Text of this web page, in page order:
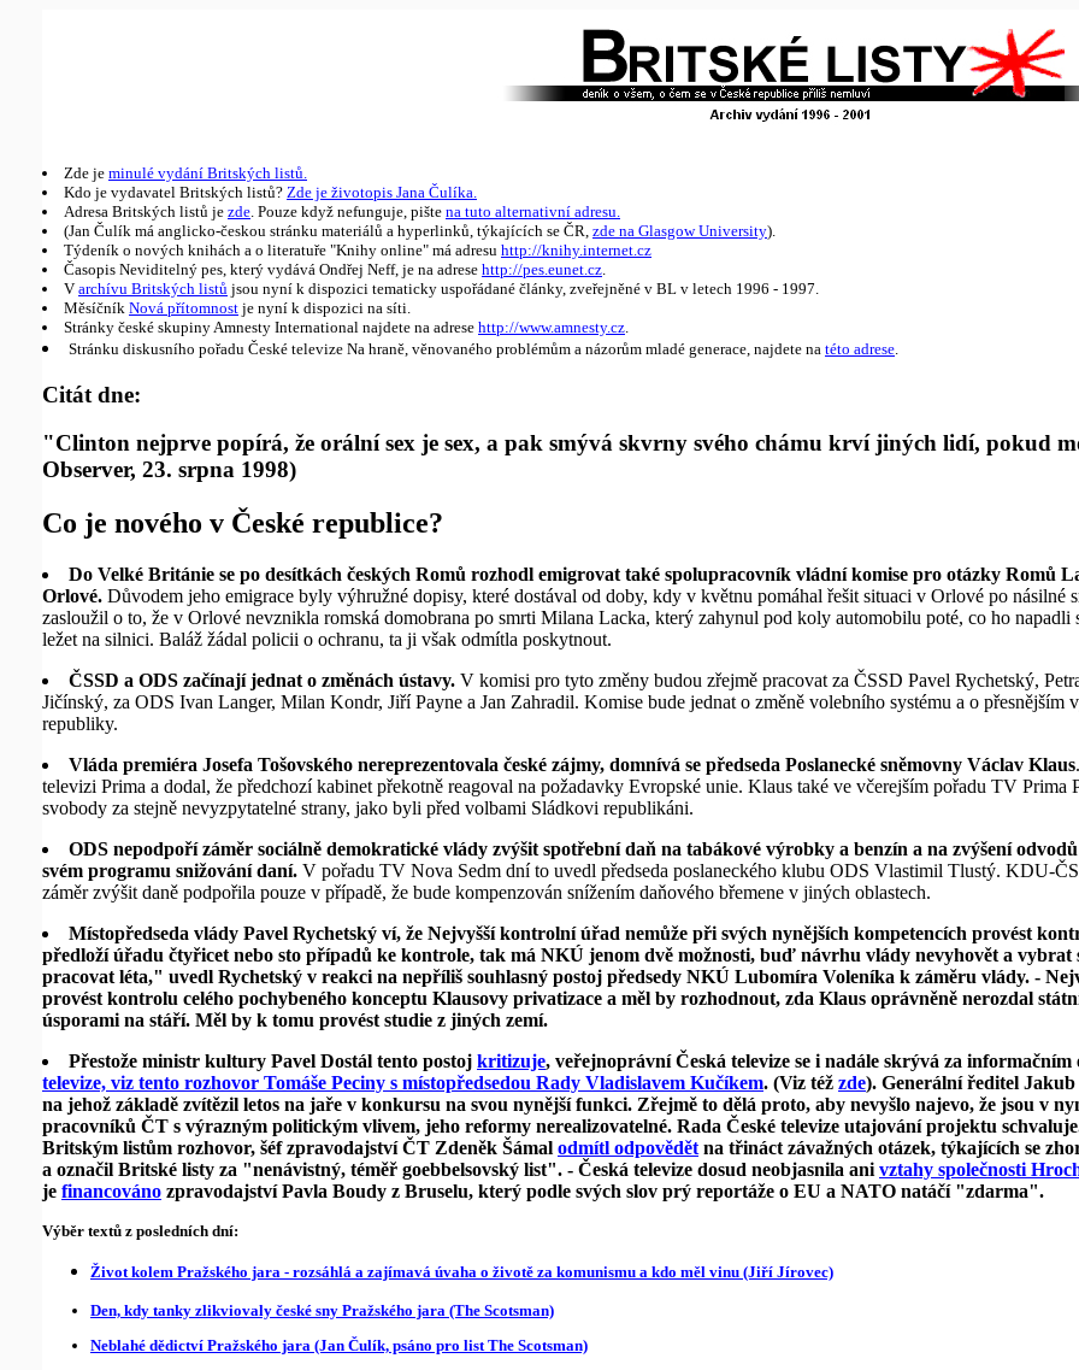
Zde je minulé vydání Britských listů.
Kdo je vydavatel Britských listů? Zde je životopis Jana Čulíka.
Adresa Britských listů je zde. Pouze když nefunguje, pište na tuto alternativní adresu.
(Jan Čulík má anglicko-českou stránku materiálů a hyperlinků, týkajících se ČR, zde na Glasgow University).
Týdeník o nových knihách a o literatuře "Knihy online" má adresu http://knihy.internet.cz
Časopis Neviditelný pes, který vydává Ondřej Neff, je na adrese http://pes.eunet.cz.
V archívu Britských listů jsou nyní k dispozici tematicky uspořádané články, zveřejněné v BL v letech 1996 - 1997.
Měsíčník Nová přítomnost je nyní k dispozici na síti.
Stránky české skupiny Amnesty International najdete na adrese http://www.amnesty.cz.
Stránku diskusního pořadu České televize Na hraně, věnovaného problémům a názorům mladé generace, najdete na této adrese.
Citát dne:
"Clinton nejprve popírá, že orální sex je sex, a pak smývá skvrny svého chámu krví jiných lidí, pokud
Observer, 23. srpna 1998)
Co je nového v České republice?
Do Velké Británie se po desítkách českých Romů rozhodl emigrovat také spolupracovník vládní komise pro otázky Romů
Orlové. Důvodem jeho emigrace byly výhružné dopisy, které dostával od doby, kdy v květnu pomáhal řešit situaci v Orlové po násilné
zasloužil o to, že v Orlové nevznikla romská domobrana po smrti Milana Lacka, který zahynul pod koly automobilu poté, co ho napadli
ležet na silnici. Baláž žádal policii o ochranu, ta ji však odmítla poskytnout.
ČSSD a ODS začínají jednat o změnách ústavy. V komisi pro tyto změny budou zřejmě pracovat za ČSSD Pavel Rychetský,
Jičínský, za ODS Ivan Langer, Milan Kondr, Jiří Payne a Jan Zahradil. Komise bude jednat o změně volebního systému a o přesnějším
republiky.
Vláda premiéra Josefa Tošovského nereprezentovala české zájmy, domnívá se předseda Poslanecké sněmovny Václav Klaus
televizi Prima a dodal, že předchozí kabinet překotně reagoval na požadavky Evropské unie. Klaus také ve včerejším pořadu TV
svobody za stejně nevyzpytatelné strany, jako byli před volbami Sládkovi republikáni.
ODS nepodpoří záměr sociálně demokratické vlády zvýšit spotřební daň na tabákové výrobky a benzín a na zvýšení
svém programu snižování daní. V pořadu TV Nova Sedm dní to uvedl předseda poslaneckého klubu ODS Vlastimil Tlustý. KDU-
záměr zvýšit daně podpořila pouze v případě, že bude kompenzován snížením daňového břemene v jiných oblastech.
Místopředseda vlády Pavel Rychetský ví, že Nejvyšší kontrolní úřad nemůže při svých nynějších kompetencích provést
předloží úřadu čtyřicet nebo sto případů ke kontrole, tak má NKÚ jenom dvě možnosti, buď návrhu vlády nevyhovět a vybrat
pracovat léta," uvedl Rychetský v reakci na nepříliš souhlasný postoj předsedy NKÚ Lubomíra Voleníka k záměru vlády. -
provést kontrolu celého pochybeného konceptu Klausovy privatizace a měl by rozhodnout, zda Klaus oprávněně nerozdal
úsporami na stáří. Měl by k tomu provést studie z jiných zemí.
Přestože ministr kultury Pavel Dostál tento postoj kritizuje, veřejnoprávní Česká televize se i nadále skrývá za informačním
televize, viz tento rozhovor Tomáše Peciny s místopředsedou Rady Vladislavem Kučíkem. (Viz též zde). Generální ředitel
na jehož základě zvítězil letos na jaře v konkursu na svou nynější funkci. Zřejmě to dělá proto, aby nevyšlo najevo, že jsou v
pracovníků ČT s výrazným politickým vlivem, jeho reformy nerealizovatelné. Rada České televize utajování projektu
Britským listům rozhovor, šéf zpravodajství ČT Zdeněk Šámal odmítl odpovědět na třináct závažných otázek, týkajících se
a označil Britské listy za "nenávistný, téměř goebbelsovský list". - Česká televize dosud neobjasnila ani vztahy společnosti
je financováno zpravodajství Pavla Boudy z Bruselu, který podle svých slov prý reportáže o EU a NATO natáčí "zdarma".
Výběr textů z posledních dní:
Život kolem Pražského jara - rozsáhlá a zajímavá úvaha o životě za komunismu a kdo měl vinu (Jiří Jírovec)
Den, kdy tanky zlikviovaly české sny Pražského jara (The Scotsman)
Neblahé dědictví Pražského jara (Jan Čulík, psáno pro list The Scotsman)